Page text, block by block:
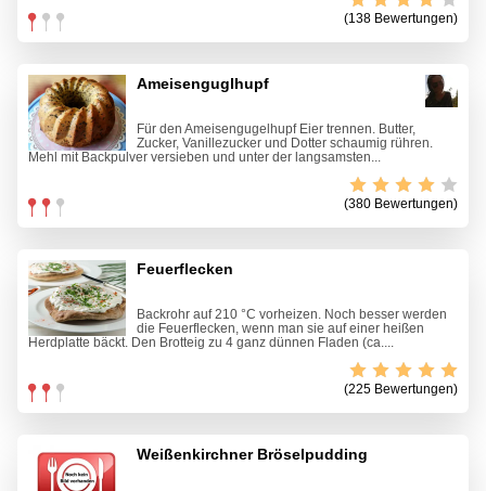
(138 Bewertungen)
Ameisenguglhupf
Für den Ameisengugelhupf Eier trennen. Butter,
Zucker, Vanillezucker und Dotter schaumig rühren.
Mehl mit Backpulver versieben und unter der langsamsten...
(380 Bewertungen)
Feuerflecken
Backrohr auf 210 °C vorheizen. Noch besser werden
die Feuerflecken, wenn man sie auf einer heißen
Herdplatte bäckt. Den Brotteig zu 4 ganz dünnen Fladen (ca....
(225 Bewertungen)
Weißenkirchner Bröselpudding